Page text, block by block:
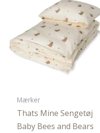
Mærker
Thats Mine Sengetøj
Baby Bees and Bears